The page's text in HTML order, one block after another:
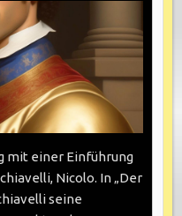
mit einer Einführung
Nicolo. In „Der
seine